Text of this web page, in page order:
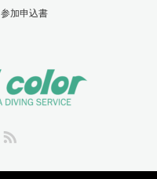
参加申込書